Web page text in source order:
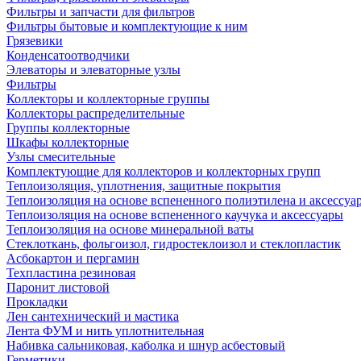
Фильтры и запчасти для фильтров
Фильтры бытовые и комплектующие к ним
Грязевики
Конденсатоотводчики
Элеваторы и элеваторные узлы
Фильтры
Коллекторы и коллекторные группы
Коллекторы распределительные
Группы коллекторные
Шкафы коллекторные
Узлы смесительные
Комплектующие для коллекторов и коллекторных групп
Теплоизоляция, уплотнения, защитные покрытия
Теплоизоляция на основе вспененного полиэтилена и
Теплоизоляция на основе вспененного каучука и аксессуары
Теплоизоляция на основе минеральной ваты
Стеклоткань, фольгоизол, гидростеклоизол и стеклопластик
Асбокартон и пергамин
Техпластина резиновая
Паронит листовой
Прокладки
Лен сантехнический и мастика
Лента ФУМ и нить уплотнительная
Набивка сальниковая, каболка и шнур асбестовый